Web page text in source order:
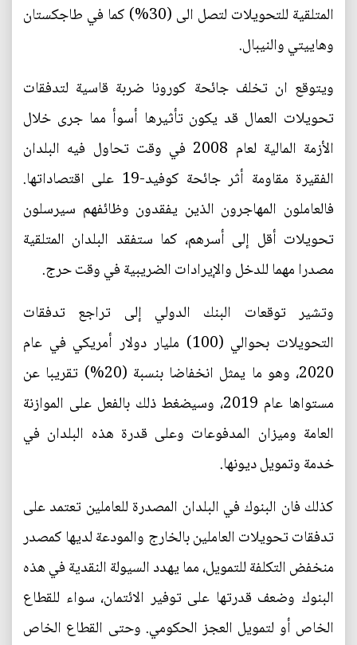
المتلقية للتحويلات لتصل الى (30%) كما في طاجكستان
وهاييتي والنيبال.
ويتوقع ان تخلف جائحة كورونا ضربة قاسية لتدفقات
تحويلات العمال قد يكون تأثيرها أسوأ مما جرى خلال
الأزمة المالية لعام 2008 في وقت تحاول فيه البلدان
الفقيرة مقاومة أثر جائحة كوفيد-19 على اقتصاداتها.
فالعاملون المهاجرون الذين يفقدون وظائفهم سيرسلون
تحويلات أقل إلى أسرهم، كما ستفقد البلدان المتلقية
مصدرا مهما للدخل والإيرادات الضريبية في وقت حرج.
وتشير توقعات البنك الدولي إلى تراجع تدفقات
التحويلات بحوالي (100) مليار دولار أمريكي في عام
2020، وهو ما يمثل انخفاضا بنسبة (20%) تقريبا عن
مستواها عام 2019، وسيضغط ذلك بالفعل على الموازنة
العامة وميزان المدفوعات وعلى قدرة هذه البلدان في
خدمة وتمويل ديونها.
كذلك فان البنوك في البلدان المصدرة للعاملين تعتمد على
تدفقات تحويلات العاملين بالخارج والمودعة لديها كمصدر
منخفض التكلفة للتمويل، مما يهدد السيولة النقدية في هذه
البنوك وضعف قدرتها على توفير الائتمان، سواء للقطاع
الخاص أو لتمويل العجز الحكومي. وحتى القطاع الخاص